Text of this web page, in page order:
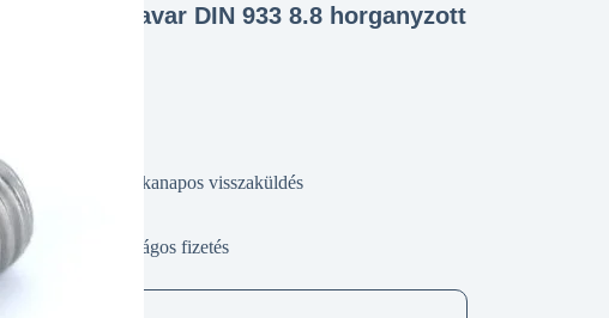
Hatlapfejű csavar DIN 933 8.8 horganyzott
14 munkanapos visszaküldés
Biztonságos fizetés